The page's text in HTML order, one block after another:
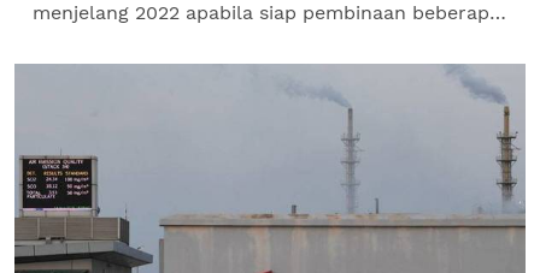
menjelang 2022 apabila siap pembinaan beberapa
sehari, kata...